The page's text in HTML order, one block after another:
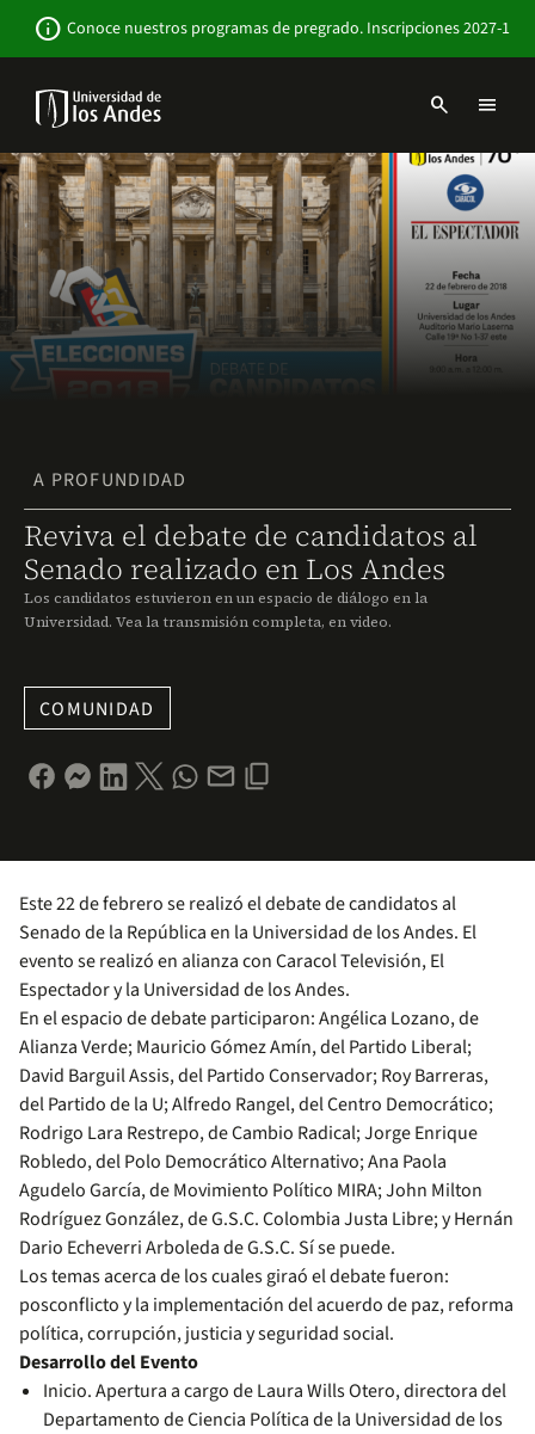
contenido
info Conoce nuestros programas de pregrado. Inscripciones 2027-1
Navbar
-
Sitio
Institucional
search menu
A PROFUNDIDAD
Reviva el debate de candidatos al
Senado realizado en Los Andes
Los candidatos estuvieron en un espacio de diálogo en la
Universidad. Vea la transmisión completa, en video.
COMUNIDAD
Este 22 de febrero se realizó el debate de candidatos al
Senado de la República en la Universidad de los Andes. El
evento se realizó en alianza con Caracol Televisión, El
Espectador y la Universidad de los Andes.
En el espacio de debate participaron: Angélica Lozano, de
Alianza Verde; Mauricio Gómez Amín, del Partido Liberal;
David Barguil Assis, del Partido Conservador; Roy Barreras,
del Partido de la U; Alfredo Rangel, del Centro Democrático;
Rodrigo Lara Restrepo, de Cambio Radical; Jorge Enrique
Robledo, del Polo Democrático Alternativo; Ana Paola
Agudelo García, de Movimiento Político MIRA; John Milton
Rodríguez González, de G.S.C. Colombia Justa Libre; y Hernán
Dario Echeverri Arboleda de G.S.C. Sí se puede.
Los temas acerca de los cuales giraó el debate fueron:
posconflicto y la implementación del acuerdo de paz, reforma
política, corrupción, justicia y seguridad social.
Desarrollo del Evento
Inicio. Apertura a cargo de Laura Wills Otero, directora del
Departamento de Ciencia Política de la Universidad de los